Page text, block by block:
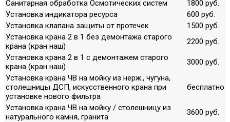
Санитарная обработка Осмотических систем
1800 руб.
Установка индикатора ресурса
600 руб.
Установка клапана защиты от протечек
1500 руб.
Установка крана 2 в 1 без демонтажа старого
крана (кран наш)
2200 руб.
Установка крана 2 в 1 с демонтажем старого
крана (кран наш)
3000 руб.
Установка крана ЧВ на мойку из нерж., чугуна,
столешницы ДСП, искусственного крана при
установке нового фильтра
бесплатно
Установка крана ЧВ на мойку / столешницу из
натурального камня, гранита
3600 руб.